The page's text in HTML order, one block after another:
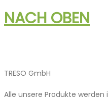
NACH OBEN
TRESO GmbH
Alle unsere Produkte